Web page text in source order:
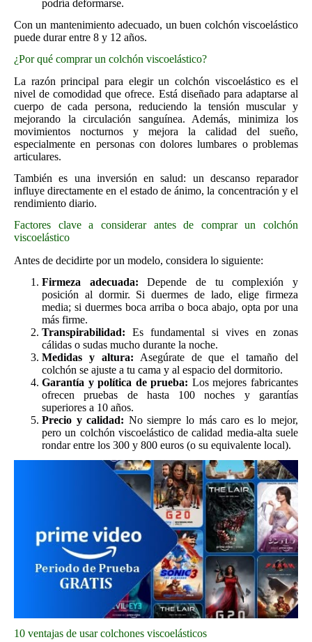
podría deformarse.
Con un mantenimiento adecuado, un buen colchón viscoelástico
puede durar entre 8 y 12 años.
¿Por qué comprar un colchón viscoelástico?
La razón principal para elegir un colchón viscoelástico es el
nivel de comodidad que ofrece. Está diseñado para adaptarse al
cuerpo de cada persona, reduciendo la tensión muscular y
mejorando la circulación sanguínea. Además, minimiza los
movimientos nocturnos y mejora la calidad del sueño,
especialmente en personas con dolores lumbares o problemas
articulares.
También es una inversión en salud: un descanso reparador
influye directamente en el estado de ánimo, la concentración y el
rendimiento diario.
Factores clave a considerar antes de comprar un colchón
viscoelástico
Antes de decidirte por un modelo, considera lo siguiente:
Firmeza adecuada: Depende de tu complexión y
posición al dormir. Si duermes de lado, elige firmeza
media; si duermes boca arriba o boca abajo, opta por una
más firme.
Transpirabilidad: Es fundamental si vives en zonas
cálidas o sudas mucho durante la noche.
Medidas y altura: Asegúrate de que el tamaño del
colchón se ajuste a tu cama y al espacio del dormitorio.
Garantía y política de prueba: Los mejores fabricantes
ofrecen pruebas de hasta 100 noches y garantías
superiores a 10 años.
Precio y calidad: No siempre lo más caro es lo mejor,
pero un colchón viscoelástico de calidad media-alta suele
rondar entre los 300 y 800 euros (o su equivalente local).
10 ventajas de usar colchones viscoelásticos